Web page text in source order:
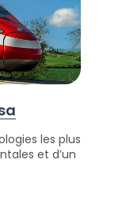
les plus
et d’un